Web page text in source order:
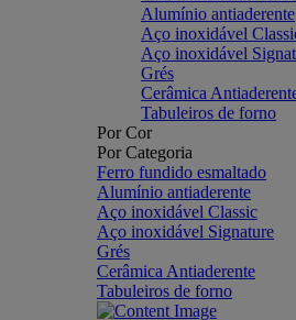
Alumínio antiaderente
Aço inoxidável
Aço inoxidável
Grés
Cerâmica
Tabuleiros de forno
Por Cor
Por Categoria
Ferro fundido esmaltado
Alumínio antiaderente
Aço inoxidável Classic
Aço inoxidável Signature
Grés
Cerâmica Antiaderente
Tabuleiros de forno